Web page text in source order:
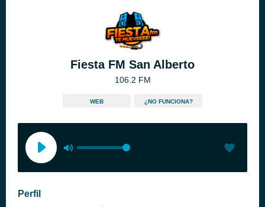
Fiesta FM San Alberto
106.2 FM
WEB ¿NO FUNCIONA?
Perfil